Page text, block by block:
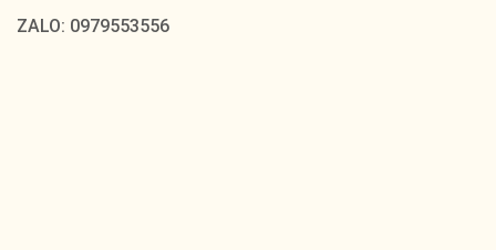
ZALO: 0979553556